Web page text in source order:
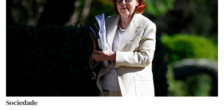
Sociedade